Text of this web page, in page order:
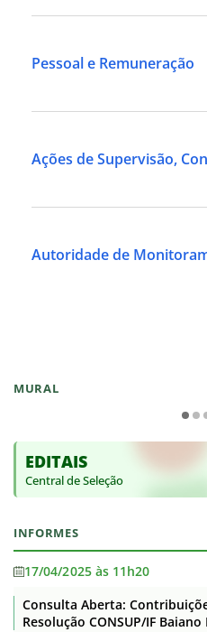
MURAL
EDITAIS
Central de Seleção
INFORMES
17/04/2025 às 11h20
Consulta Aberta:
Resolução CONSUP/IF Baiano
Pessoal e Remuneração
Ações de Supervisão,
Autoridade de